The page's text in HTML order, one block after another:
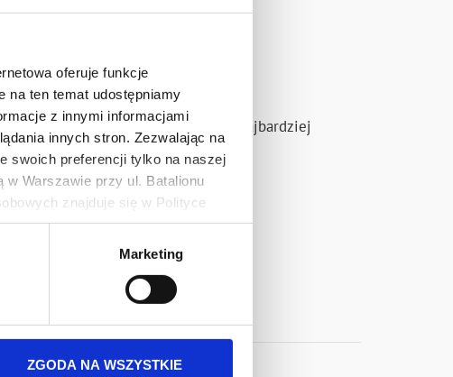
oferuje funkcje
na ten temat udostępniamy
z innymi informacjami
innych stron. Zezwalając na
swoich preferencji tylko na naszej
Warszawie przy ul. Batalionu
znajduje się w Polityce
danych osobowych jest
Marketing
ZGODA NA WSZYSTKIE
musztarda ta pozostaje jednym z najbardziej